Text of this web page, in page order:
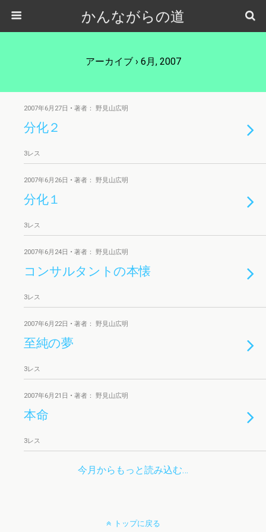
かんながらの道
アーカイブ › 6月, 2007
2007年6月27日 • 著者： 野見山広明
分化２
3レス
2007年6月26日 • 著者： 野見山広明
分化１
3レス
2007年6月24日 • 著者： 野見山広明
コンサルタントの本懐
3レス
2007年6月22日 • 著者： 野見山広明
至純の夢
3レス
2007年6月21日 • 著者： 野見山広明
本命
3レス
今月からもっと読み込む…
トップに戻る